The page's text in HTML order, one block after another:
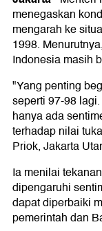
menegaskan
mengarah ke
1998.
Indonesia masih
"Yang penting
seperti 97-98
hanya ada
terhadap nilai
Priok, Jakarta
Ia menilai
dipengaruhi
dapat diperbaiki
pemerintah dan